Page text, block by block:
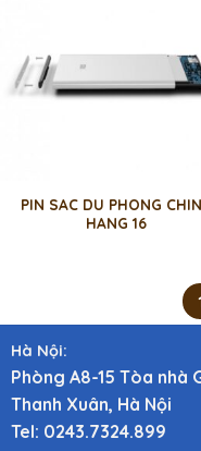
PIN SAC DU PHONG
HANG 16
Hà Nội:
Phòng A8-15 Tòa nhà
Thanh Xuân, Hà Nội
Tel: 0243.7324.899